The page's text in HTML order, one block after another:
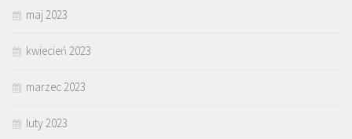
maj 2023
kwiecień 2023
marzec 2023
luty 2023